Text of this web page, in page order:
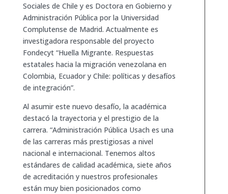
Sociales de Chile y es Doctora en Gobierno y
Administración Pública por la Universidad
Complutense de Madrid. Actualmente es
investigadora responsable del proyecto
Fondecyt “Huella Migrante. Respuestas
estatales hacia la migración venezolana en
Colombia, Ecuador y Chile: políticas y desafíos
de integración”.
Al asumir este nuevo desafío, la académica
destacó la trayectoria y el prestigio de la
carrera. “Administración Pública Usach es una
de las carreras más prestigiosas a nivel
nacional e internacional. Tenemos altos
estándares de calidad académica, siete años
de acreditación y nuestros profesionales
están muy bien posicionados como